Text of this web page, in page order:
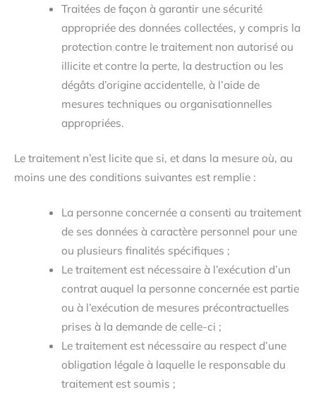
Traitées de façon à garantir une sécurité
appropriée des données collectées, y compris la
protection contre le traitement non autorisé ou
illicite et contre la perte, la destruction ou les
dégâts d’origine accidentelle, à l’aide de
mesures techniques ou organisationnelles
appropriées.
Le traitement n’est licite que si, et dans la mesure où, au
moins une des conditions suivantes est remplie :
La personne concernée a consenti au traitement
de ses données à caractère personnel pour une
ou plusieurs finalités spécifiques ;
Le traitement est nécessaire à l’exécution d’un
contrat auquel la personne concernée est partie
ou à l’exécution de mesures précontractuelles
prises à la demande de celle-ci ;
Le traitement est nécessaire au respect d’une
obligation légale à laquelle le responsable du
traitement est soumis ;